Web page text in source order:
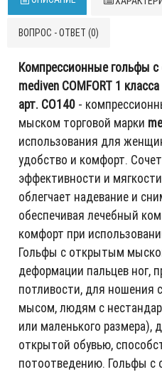
ВОПРОС - ОТВЕТ (0)
Компрессионные гольфы
mediven COMFORT 1
арт. CO140 -
мыском торговой марки
использования для
удобство и комфорт.
эффективности и
облегчает надевание и
обеспечивая лечебный
комфорт при
Гольфы с открытым
деформации пальцев ног,
потливости, для ношения
мысом, людям с
или маленького размера),
открытой обувью,
потоотведению. Гольфы